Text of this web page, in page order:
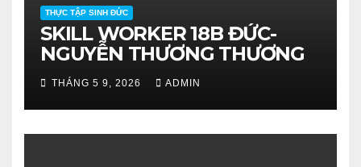
THỰC TẬP SINH ĐỨC
SKILL WORKER 18B ĐỨC-
NGUYỄN THƯƠNG THƯƠNG
THÁNG 5 9, 2026 ADMIN